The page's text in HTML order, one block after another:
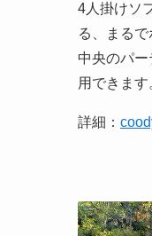
4人掛けソ
る、まるで
中央のパ
用できます
詳細：